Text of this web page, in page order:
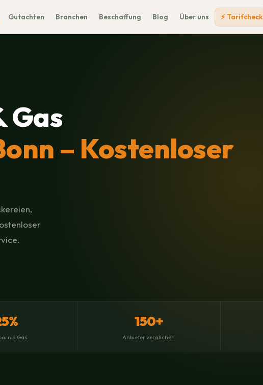
Gutachten Branchen Beschaffung Blog Über uns ⚡ Tarifcheck
Gas
– Kostenloser
Gas
150+
Anbieter verglichen